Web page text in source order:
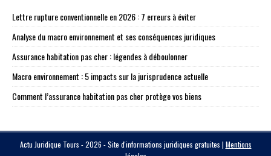
Lettre rupture conventionnelle en 2026 : 7 erreurs à éviter
Analyse du macro environnement et ses conséquences juridiques
Assurance habitation pas cher : légendes à déboulonner
Macro environnement : 5 impacts sur la jurisprudence actuelle
Comment l’assurance habitation pas cher protège vos biens
Actu Juridique Tours - 2026 - Site d'informations juridiques gratuites | Mentions